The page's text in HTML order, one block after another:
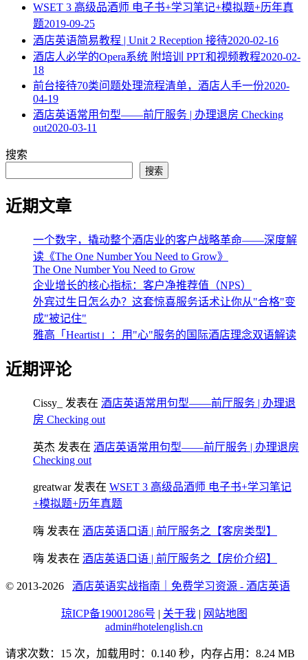
WSET 3 高级品酒师 电子书+学习笔记+模拟题+历年真
题2019-09-25
酒店英语简易教程 | Unit 2 Reception 接待2020-02-16
酒店人必学的Opera系统 附培训 PPT和视频教程2020-02-
18
​前台接待70类问题处理流程清单，酒店人手一份2020-
04-19
酒店英语常用句型——前厅服务 | 办理退房 Checking
out2020-03-11
搜索
搜索
近期文章
一个数字，撬动整个酒店业的客户战略革命——深度解
读《The One Number You Need to Grow》
The One Number You Need to Grow
企业增长的核心指标：客户净推荐值（NPS）
外宾过生日怎么办？这套惊喜服务话术让你从"合格"变
成"被记住"
雅高「Heartist」：用"心"服务的国际酒店理念双语解读
近期评论
Cissy_ 发表在 酒店英语常用句型——前厅服务 | 办理退
房 Checking out
英杰 发表在 酒店英语常用句型——前厅服务 | 办理退房
Checking out
greatwar发表在 WSET 3 高级品酒师 电子书+学习笔记
+模拟题+历年真题
嗨 发表在 酒店英语口语 | 前厅服务之【客房类型】
嗨 发表在 酒店英语口语 | 前厅服务之【房价介绍】
© 2013-2026 酒店英语实战指南｜免费学习资源 - 酒店英语
琼ICP备19001286号 | 关于我 | 网站地图
admin#hotelenglish.cn
请求次数：15 次，加载用时：0.140 秒，内存占用：8.24 MB